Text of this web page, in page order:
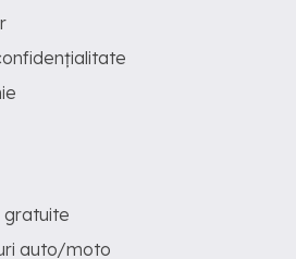
gratuite
auto/moto